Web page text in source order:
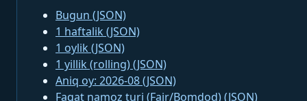
Bugun (JSON)
1 haftalik (JSON)
1 oylik (JSON)
1 yillik (rolling) (JSON)
Aniq oy: 2026-08 (JSON)
Faqat namoz turi (Fajr/Bomdod) (JSON)